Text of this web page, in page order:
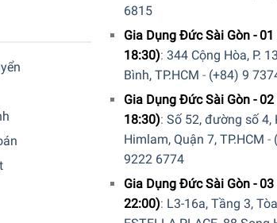
trên với ba mức điều chỉnh độ cao
loại nồi hoặc đĩa lớn. Giỏ trên có thể điều
cụ. Giỏ vẫn giữ nguyên hiệu quả và tính
6815
Gia Dụng Đức Sài Gòn - 01
18:30): 344 Cộng Hòa, P.
Bình, TP.HCM - (+84) 9
Gia Dụng Đức Sài Gòn - 02
18:30): Số 52, đường số 4,
Himlam, Quận 7, TP.HCM -
9222 6774
Gia Dụng Đức Sài Gòn - 03
22:00): L3-16a, Tầng 3,